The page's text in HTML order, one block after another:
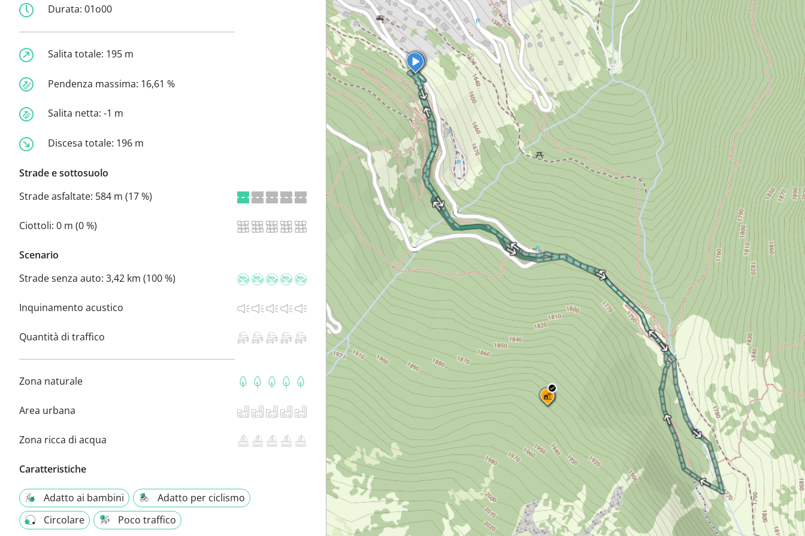
Durata: 01o00
Salita totale: 195 m
Pendenza massima: 16,61 %
Salita netta: -1 m
Discesa totale: 196 m
Strade e sottosuolo
Strade asfaltate: 584 m (17 %)
Ciottoli: 0 m (0 %)
Scenario
Strade senza auto: 3,42 km (100 %)
Inquinamento acustico
Quantità di traffico
Zona naturale
Area urbana
Zona ricca di acqua
Caratteristiche
Adatto ai bambini
Adatto per ciclismo
Circolare
Poco traffico